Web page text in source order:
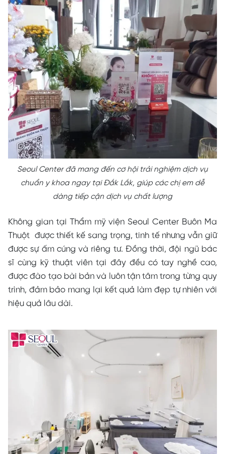
Seoul Center đã mang đến cơ hội trải nghiệm dịch vụ
chuẩn y khoa ngay tại Đắk Lắk, giúp các chị em dễ
dàng tiếp cận dịch vụ chất lượng
Không gian tại Thẩm mỹ viện Seoul Center Buôn Ma
Thuột được thiết kế sang trọng, tinh tế nhưng vẫn giữ
được sự ấm cúng và riêng tư. Đồng thời, đội ngũ bác
sĩ cùng kỹ thuật viên tại đây đều có tay nghề cao,
được đào tạo bài bản và luôn tận tâm trong từng quy
trình, đảm bảo mang lại kết quả làm đẹp tự nhiên với
hiệu quả lâu dài.